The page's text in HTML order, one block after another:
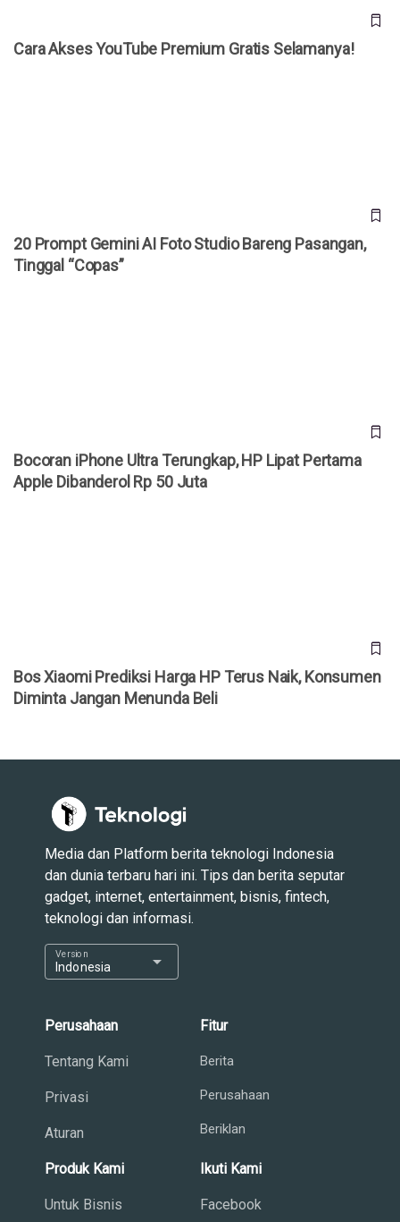
Cara Akses YouTube Premium Gratis Selamanya!
20 Prompt Gemini AI Foto Studio Bareng Pasangan,
Tinggal “Copas”
Bocoran iPhone Ultra Terungkap, HP Lipat Pertama
Apple Dibanderol Rp 50 Juta
Bos Xiaomi Prediksi Harga HP Terus Naik, Konsumen
Diminta Jangan Menunda Beli
Media dan Platform berita teknologi Indonesia
dan dunia terbaru hari ini. Tips dan berita seputar
gadget, internet, entertainment, bisnis, fintech,
teknologi dan informasi.
Indonesia
Version arrow_drop_down
Perusahaan
Tentang Kami
Privasi
Aturan
Fitur
Berita
Perusahaan
Beriklan
Produk Kami
Untuk Bisnis
Ikuti Kami
Facebook